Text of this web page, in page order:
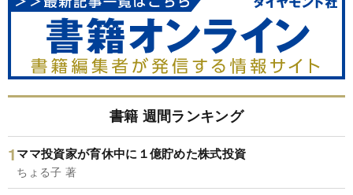
書籍 週間ランキング
ママ投資家が育休中に１億貯めた株式投資
ちょる子 著